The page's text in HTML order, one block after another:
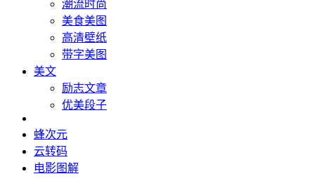
潮流时尚
美食美图
高清壁纸
带字美图
美文
励志文章
优美段子
蜂次元
云转码
电影图解